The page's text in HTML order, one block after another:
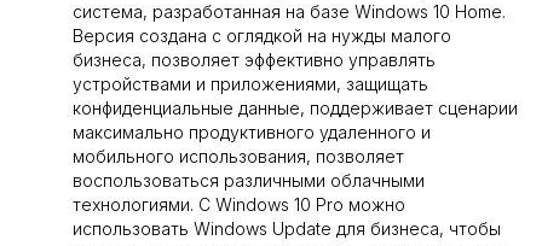
система, разработанная на базе Windows 10 Home.
Версия создана с оглядкой на нужды малого
бизнеса, позволяет эффективно управлять
устройствами и приложениями, защищать
конфиденциальные данные, поддерживает сценарии
максимально продуктивного удаленного и
мобильного использования, позволяет
воспользоваться различными облачными
технологиями. С Windows 10 Pro можно
использовать Windows Update для бизнеса, чтобы